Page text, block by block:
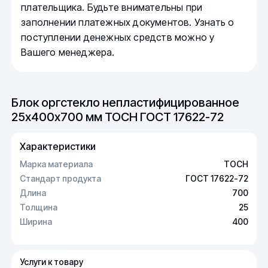
плательщика. Будьте внимательны при
заполнении платежных документов. Узнать о
поступлении денежных средств можно у
Вашего менеджера.
Блок оргстекло непластифицированное
25х400х700 мм ТОСН ГОСТ 17622-72
Характеристики
Марка материала
ТОСН
Стандарт продукта
ГОСТ 17622-72
Длина
700
Толщина
25
Ширина
400
Услуги к товару